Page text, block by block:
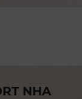
NHA